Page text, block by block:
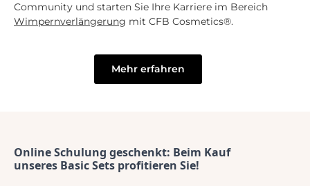
Community und starten Sie Ihre Karriere im Bereich
Wimpernverlängerung mit CFB Cosmetics®.
Mehr erfahren
Online Schulung geschenkt: Beim Kauf
unseres Basic Sets profitieren Sie!